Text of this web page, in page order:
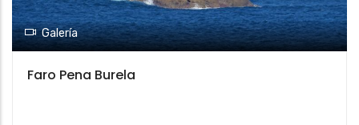
Galería
Faro Pena Burela